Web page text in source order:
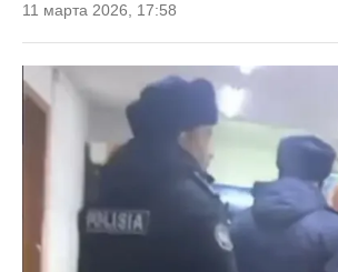
11 марта 2026, 17:58